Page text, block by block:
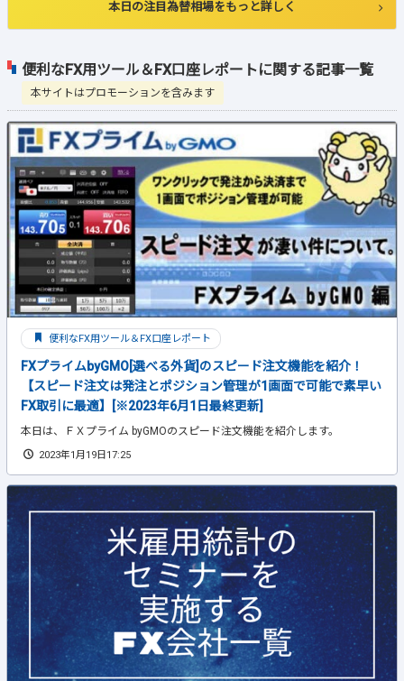
便利なFX用ツール＆FX口座レポートに関する記事一覧
本サイトはプロモーションを含みます
便利なFX用ツール＆FX口座レポート
FXプライムbyGMO[選べる外貨]のスピード注文機能を紹介！
【スピード注文は発注とポジション管理が1画面で可能で素早い
FX取引に最適】[※2023年6月1日最終更新]
本日は、ＦＸプライム byGMOのスピード注文機能を紹介します。
2023年1月19日17:25
本日の注目為替相場をもっと詳しく